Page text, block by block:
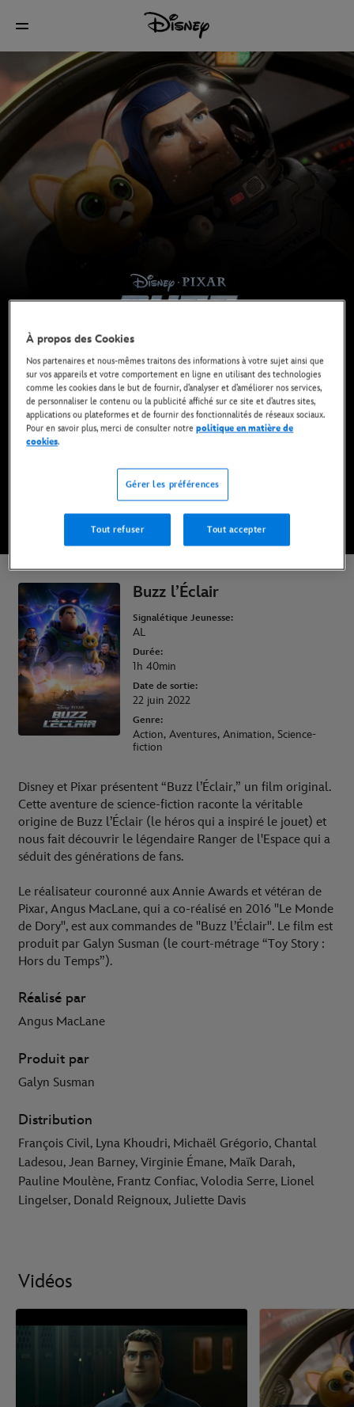
Maintenant disponible sur Disney+* et en DVD,
Blu-Ray et achat digital
REGARDER SUR DISNEY+
ACHETER LE FILM
* Abonnement requis | Offres dès 6,99 EUR par mois.
Buzz l’Éclair
Signalétique Jeunesse:
AL
Durée:
1h 40min
Date de sortie:
22 juin 2022
Genre:
Action, Aventures, Animation, Science-
fiction
Disney et Pixar présentent “Buzz l’Éclair,” un film original.
Cette aventure de science-fiction raconte la véritable
origine de Buzz l’Éclair (le héros qui a inspiré le jouet) et
nous fait découvrir le légendaire Ranger de l'Espace qui a
séduit des générations de fans.
Le réalisateur couronné aux Annie Awards et vétéran de
Pixar, Angus MacLane, qui a co-réalisé en 2016 "Le Monde
de Dory", est aux commandes de "Buzz l’Éclair". Le film est
produit par Galyn Susman (le court-métrage “Toy Story :
Hors du Temps”).
Réalisé par
Angus MacLane
Produit par
Galyn Susman
Distribution
François Civil, Lyna Khoudri, Michaël Grégorio, Chantal
Ladesou, Jean Barney, Virginie Émane, Maïk Darah,
Pauline Moulène, Frantz Confiac, Volodia Serre, Lionel
Lingelser, Donald Reignoux, Juliette Davis
Vidéos
À propos des Cookies
Nos partenaires et nous-mêmes traitons des informations à votre sujet ainsi que
sur vos appareils et votre comportement en ligne en utilisant des technologies
comme les cookies dans le but de fournir, d’analyser et d’améliorer nos services,
de personnaliser le contenu ou la publicité affiché sur ce site et d’autres sites,
applications ou plateformes et de fournir des fonctionnalités de réseaux sociaux.
Pour en savoir plus, merci de consulter notrepolitique en matière de
cookies.
Gérer les préférences
Tout refuser Tout accepter